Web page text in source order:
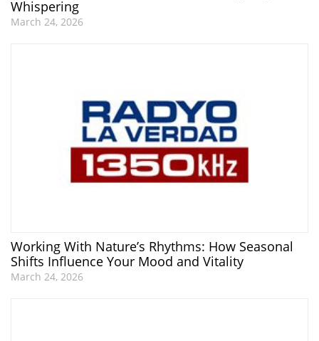
Whispering
March 24, 2026
Working With Nature’s Rhythms: How Seasonal
Shifts Influence Your Mood and Vitality
March 24, 2026